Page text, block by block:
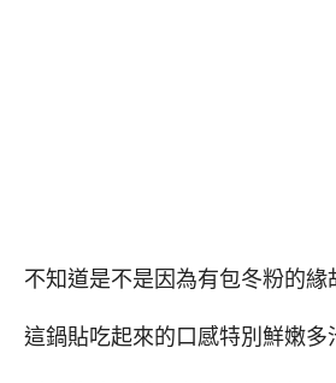
不知道是不是因為有包冬粉的緣
這鍋貼吃起來的口感特別鮮嫩多